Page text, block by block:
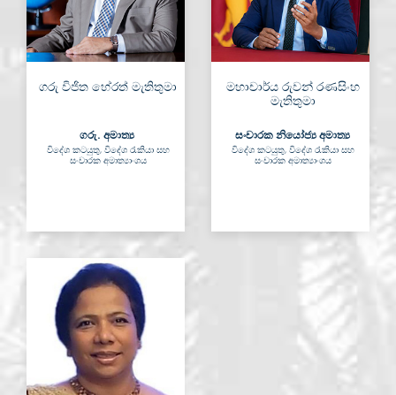
ගරු විජිත හේරත් මැතිතුමා
ගරු. අමාත්‍ය
විදේශ කටයුතු, විදේශ රැකියා සහ
සංචාරක අමාත්‍යාංශය
මහාචාර්ය රුවන් රණසිංහ
මැතිතුමා
සංචාරක නියෝජ්‍ය අමාත්‍ය
විදේශ කටයුතු, විදේශ රැකියා සහ
සංචාරක අමාත්‍යාංශය